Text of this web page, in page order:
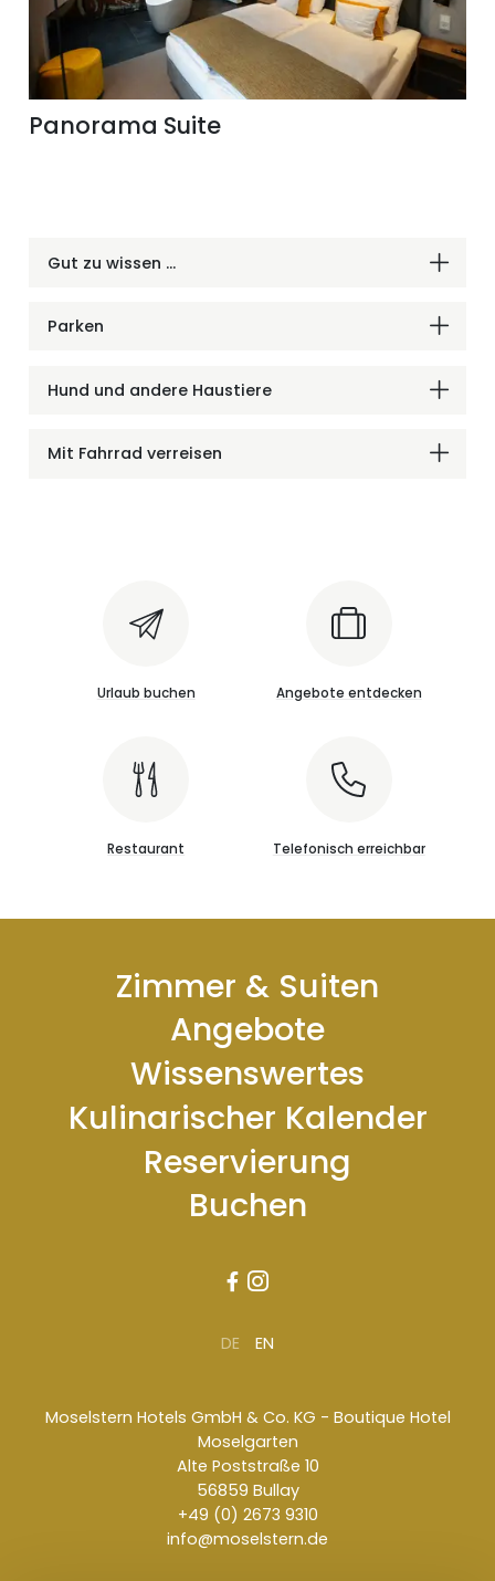
Panorama Suite
Gut zu wissen ...
Parken
Hund und andere Haustiere
Mit Fahrrad verreisen
Urlaub buchen Angebote entdecken
Restaurant Telefonisch erreichbar
Zimmer & Suiten
Angebote
Wissenswertes
Kulinarischer Kalender
Reservierung
Buchen
 
DE EN
Moselstern Hotels GmbH & Co. KG - Boutique Hotel
Moselgarten
Alte Poststraße 10
56859 Bullay
+49 (0) 2673 9310
info@moselstern.de